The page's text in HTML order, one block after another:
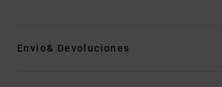
Envio& Devoluciones